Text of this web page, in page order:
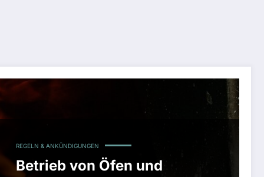
REGELN & ANKÜNDIGUNGEN
Betrieb von Öfen und